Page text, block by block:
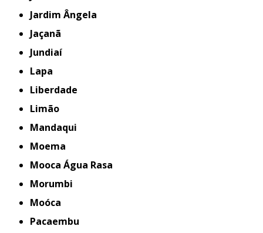
Jardim Ângela
Jaçanã
Jundiaí
Lapa
Liberdade
Limão
Mandaqui
Moema
Mooca Água Rasa
Morumbi
Moóca
Pacaembu